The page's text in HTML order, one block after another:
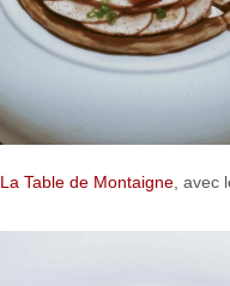
La Table de Montaigne, avec